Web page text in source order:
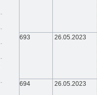
693
26.05.2023
694 26.05.2023